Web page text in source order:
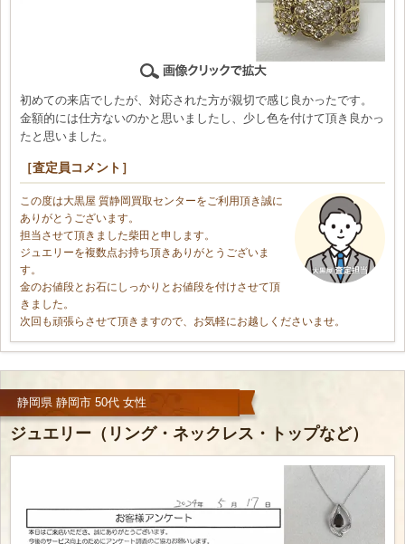
初めての来店でしたが、対応された方が親切で感じ良かったです。
金額的には仕方ないのかと思いましたし、少し色を付けて頂き良かっ
たと思いました。
［査定員コメント］
この度は大黒屋 質静岡買取センターをご利用頂き誠に
ありがとうございます。
担当させて頂きました柴田と申します。
ジュエリーを複数点お持ち頂きありがとうございま
す。
金のお値段とお石にしっかりとお値段を付けさせて頂
きました。
次回も頑張らさせて頂きますので、お気軽にお越しくださいませ。
静岡県 静岡市 50代 女性
ジュエリー（リング・ネックレス・トップなど）